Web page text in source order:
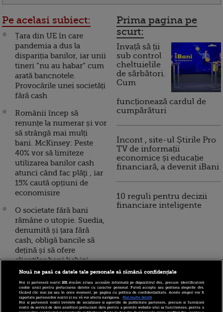
Pe acelasi subiect:
Țara din UE în care
pandemia a dus la
dispariția banilor, iar unii
tineri ”nu au habar” cum
arată bancnotele.
Provocările unei societăți
fără cash
Românii încep să
renunțe la numerar și vor
să strângă mai mulți
bani. McKinsey: Peste
40% vor să limiteze
utilizarea banilor cash
atunci când fac plăţi , iar
15% caută opțiuni de
economisire
O societate fără bani
rămâne o utopie. Suedia,
denumită și țara fără
cash, obligă bancile să
dețină și să ofere
clienților bani lichizi
să oblige băncile să
realizeze în continuare
operațiuni cu numerar,
Prima pagina pe
scurt:
Invață să ții
sub control
cheltuielile
de sărbători.
Cum
funcționează cardul de
cumpărături
Incont , site-ul Știrile Pro
TV de informații
economice și educație
financiară, a devenit iBani
10 reguli pentru decizii
financiare inteligente
Nouă ne pasă ca datele tale personale să rămână confidențiale
Noi și partenerii noștri201stocăm și/sau accesăm informații pe dispozitivul dvs., precum identificatorii
cookie unici pentru prelucrarea datelor cu caracter personal. Puteți accepta sau gestiona alegerile dvs.
făcând clic mai jos sau în orice moment, pe pagina cu politica de confidențialitate. Aceste alegeri vor fi
raportate partenerilor noștri și nu vă vor afecta navigarea.
Mai multe detalii
Noi si partenerii nostri (retelele de socializare si agentiile de publicitate partenere, precum si furnizorii
nostri de servicii de date analitice) prelucram date pentru a permite website-ului sa functioneze, pentru a